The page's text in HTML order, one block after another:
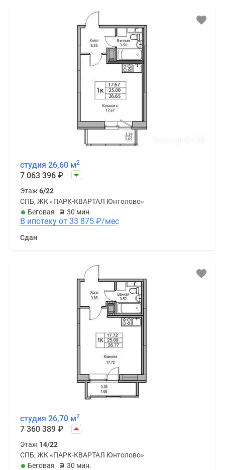
студия 26,60 м2
7 063 396 ₽
Этаж6/22
СПБ, ЖК «ПАРК-КВАРТАЛ Юнтолово»
Беговая
30 мин.
В ипотеку от 33 875 ₽/мес
Сдан
студия 26,70 м2
7 360 389 ₽
Этаж 14/22
СПБ, ЖК «ПАРК-КВАРТАЛ Юнтолово»
Беговая
30 мин.